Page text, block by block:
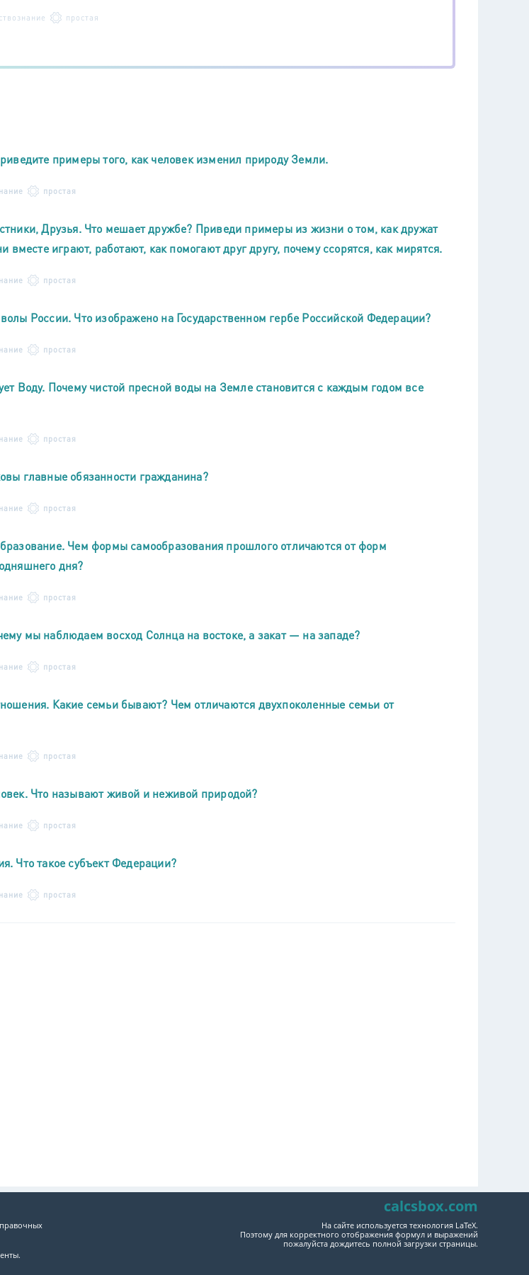
простая
примеры того, как человек изменил природу Земли.
простая
Друзья. Что мешает дружбе? Приведи примеры из жизни о том, как дружат
вместе играют, работают, как помогают друг другу, почему ссорятся, как мирятся.
простая
России. Что изображено на Государственном гербе Российской Федерации?
простая
Воду. Почему чистой пресной воды на Земле становится с каждым годом все
простая
главные обязанности гражданина?
простая
Чем формы самообразования прошлого отличаются от форм
дня?
простая
мы наблюдаем восход Солнца на востоке, а закат — на западе?
простая
Какие семьи бывают? Чем отличаются двухпоколенные семьи от
простая
Что называют живой и неживой природой?
простая
Что такое субъект Федерации?
простая
calcsbox.com
На сайте используется технология LaTeX.
Поэтому для корректного отображения формул и выражений
пожалуйста дождитесь полной загрузки страницы.